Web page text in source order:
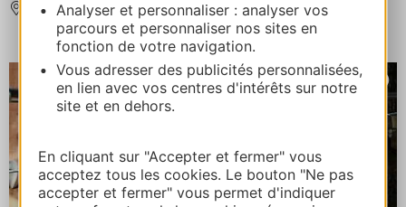
Analyser et personnaliser : analyser vos
parcours et personnaliser nos sites en
fonction de votre navigation.
Vous adresser des publicités personnalisées,
en lien avec vos centres d'intérêts sur notre
site et en dehors.
En cliquant sur "Accepter et fermer" vous
acceptez tous les cookies. Le bouton "Ne pas
accepter et fermer" vous permet d'indiquer
BAGARD